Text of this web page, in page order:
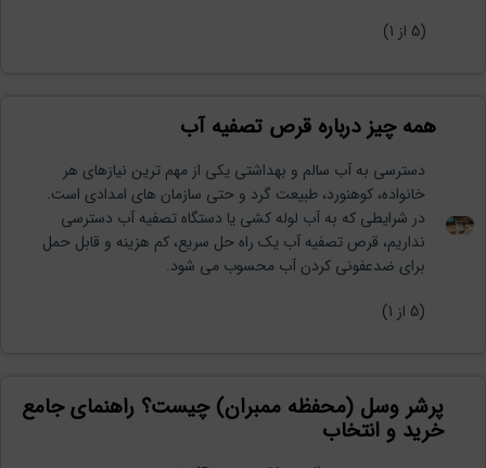
(
5 از 1)
همه چیز درباره قرص تصفیه آب
دسترسی به آب سالم و بهداشتی یکی از مهم ترین نیازهای هر
خانواده، کوهنورد، طبیعت گرد و حتی سازمان های امدادی است.
در شرایطی که به آب لوله کشی یا دستگاه تصفیه آب دسترسی
نداریم، قرص تصفیه آب یک راه حل سریع، کم هزینه و قابل حمل
برای ضدعفونی کردن آب محسوب می شود.
(
5 از 1)
پرشر وسل (محفظه ممبران) چیست؟ راهنمای جامع
خرید و انتخاب